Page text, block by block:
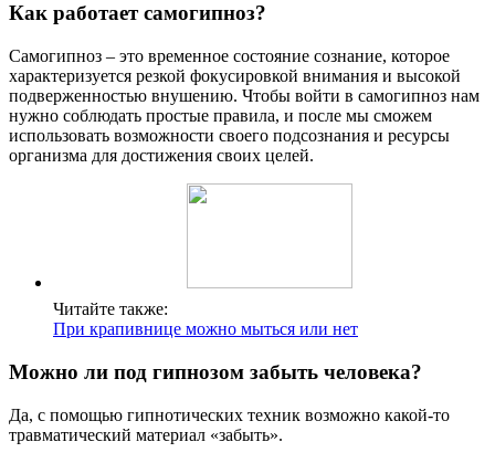
Как работает самогипноз?
Самогипноз – это временное состояние сознание, которое
характеризуется резкой фокусировкой внимания и высокой
подверженностью внушению. Чтобы войти в самогипноз нам
нужно соблюдать простые правила, и после мы сможем
использовать возможности своего подсознания и ресурсы
организма для достижения своих целей.
Читайте также:
При крапивнице можно мыться или нет
Можно ли под гипнозом забыть человека?
Да, с помощью гипнотических техник возможно какой-то
травматический материал «забыть».